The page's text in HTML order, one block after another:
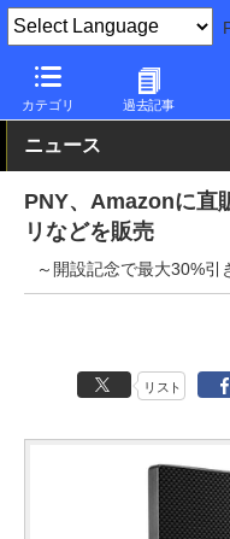
カテゴリ 過去記事
PC Watch 半導体/周辺機器
ニュース
PNY、Amazonに直
リなどを販売
～開設記念で最大30%引
リスト